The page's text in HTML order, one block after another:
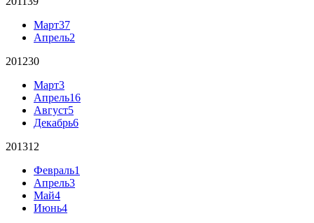
Март37
Апрель2
201230
Март3
Апрель16
Август5
Декабрь6
201312
Февраль1
Апрель3
Май4
Июнь4